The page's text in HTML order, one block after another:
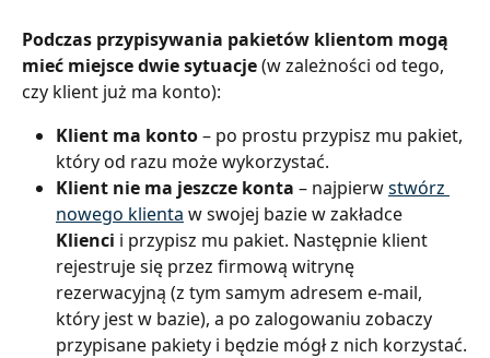
Podczas przypisywania pakietów klientom mogą
mieć miejsce dwie sytuacje (w zależności od tego,
czy klient już ma konto):
Klient ma konto – po prostu przypisz mu pakiet,
który od razu może wykorzystać.
Klient nie ma jeszcze konta – najpierw stwórz
nowego klienta w swojej bazie w zakładce
Klienci i przypisz mu pakiet. Następnie klient
rejestruje się przez firmową witrynę
rezerwacyjną (z tym samym adresem e-mail,
który jest w bazie), a po zalogowaniu zobaczy
przypisane pakiety i będzie mógł z nich korzystać.